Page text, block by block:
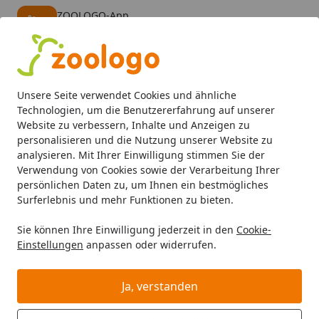
Unsere Seite verwendet Cookies und ähnliche
Technologien, um die Benutzererfahrung auf unserer
Website zu verbessern, Inhalte und Anzeigen zu
personalisieren und die Nutzung unserer Website zu
analysieren. Mit Ihrer Einwilligung stimmen Sie der
Verwendung von Cookies sowie der Verarbeitung Ihrer
persönlichen Daten zu, um Ihnen ein bestmögliches
Surferlebnis und mehr Funktionen zu bieten.
Sie können Ihre Einwilligung jederzeit in den Cookie-
Einstellungen anpassen oder widerrufen.
Ja, verstanden
ZOOLOGO-App
Alle Produkte
Mein Konto
Suchen
Startseite
Katze Katzenfutter Nassfutter Cat's Love Adult Mix
Cat's Love Adult Mix 200g Dose
Katzennassfutter